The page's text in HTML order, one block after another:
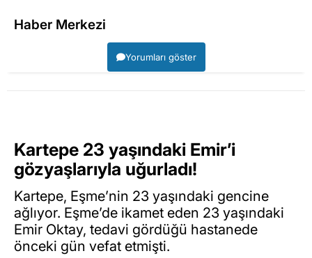
Haber Merkezi
Yorumları göster
Kartepe 23 yaşındaki Emir’i
gözyaşlarıyla uğurladı!
Kartepe, Eşme’nin 23 yaşındaki gencine
ağlıyor. Eşme’de ikamet eden 23 yaşındaki
Emir Oktay, tedavi gördüğü hastanede
önceki gün vefat etmişti.